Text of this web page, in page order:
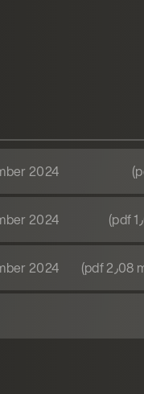
2024
2024
2024